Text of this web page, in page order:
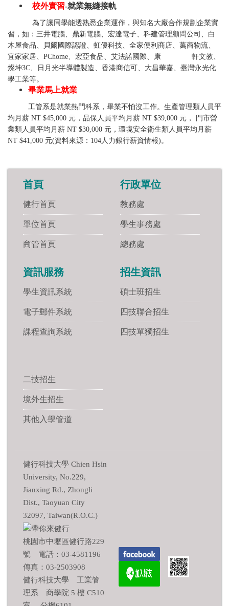
校外實習-就業無縫接軌
為了讓同學能透熟悉企業運作，與知名大廠合作規劃企業實
習，如：三井電腦、鼎新電腦、宏達電子、科建管理顧問公司、白
木屋食品、貝爾國際認證、虹優科技、全家便利商店、萬商物流、
宜家家居、PChome、宏亞食品、艾法諾國際、康 軒文教、
燦坤3C、日月光半導體製造、香港商信可、大昌華嘉、臺灣永光化
學工業等。
畢業馬上就業
工管系是就業熱門科系，畢業不怕沒工作。生產管理類人員平
均月薪 NT $45,000 元，品保人員平均月薪 NT $39,000 元， 門市營
業類人員平均月薪 NT $30,000 元，環境安全衛生類人員平均月薪
NT $41,000 元(資料來源：104人力銀行薪資情報)。
首頁
健行首頁
單位首頁
商管首頁
行政單位
教務處
學生事務處
總務處
資訊服務
學生資訊系統
電子郵件系統
課程查詢系統
招生資訊
碩士班招生
四技聯合招生
四技單獨招生
二技招生
境外生招生
其他入學管道
健行科技大學 Chien Hsin
University, No.229,
Jianxing Rd., Zhongli
Dist., Taoyuan City
32097, Taiwan(R.O.C.)
桃園市中壢區健行路229
號 電話：03-4581196
傳真：03-2503908
健行科技大學 工業管
理系 商學院 5 樓 C510